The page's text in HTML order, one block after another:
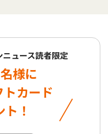
ニュース読者限定
様に
カード
！